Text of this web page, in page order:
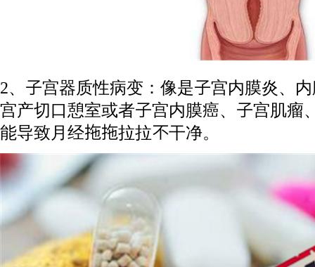
2、子宫器质性病变：像是子宫内膜炎、
宫产切口憩室或者子宫内膜癌、子宫肌瘤
能导致月经拖拖拉拉不干净。